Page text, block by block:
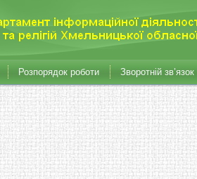
Розпорядок роботи Зворотній зв’язок